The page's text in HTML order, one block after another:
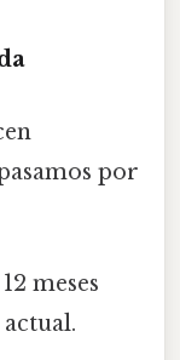
por
meses